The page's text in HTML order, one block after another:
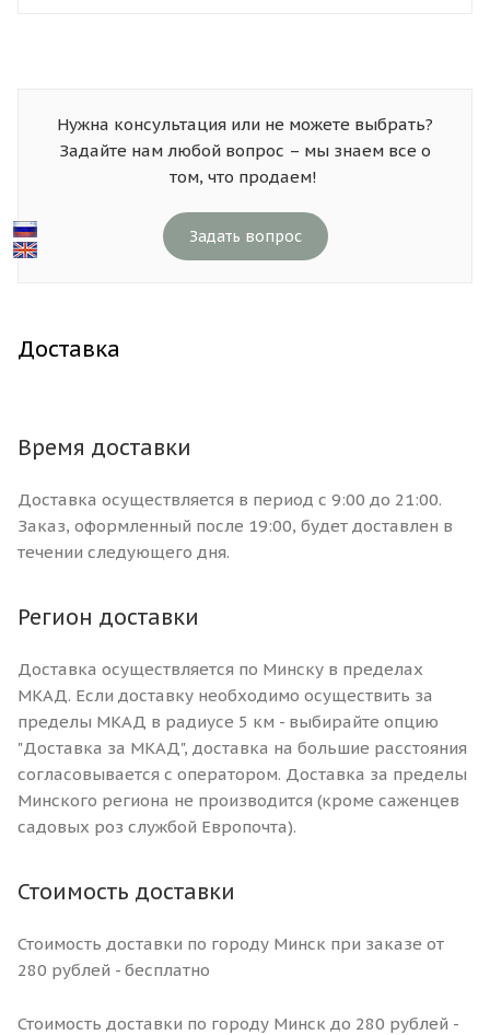
Нужна консультация или не можете выбрать?
Задайте нам любой вопрос – мы знаем все о
том, что продаем!
Задать вопрос
Доставка
Время доставки
Доставка осуществляется в период с 9:00 до 21:00.
Заказ, оформленный после 19:00, будет доставлен в
течении следующего дня.
Регион доставки
Доставка осуществляется по Минску в пределах
МКАД. Если доставку необходимо осуществить за
пределы МКАД в радиусе 5 км - выбирайте опцию
"Доставка за МКАД", доставка на большие расстояния
согласовывается с оператором. Доставка за пределы
Минского региона не производится (кроме саженцев
садовых роз службой Европочта).
Стоимость доставки
Стоимость доставки по городу Минск при заказе от
280 рублей - бесплатно
Стоимость доставки по городу Минск до 280 рублей -